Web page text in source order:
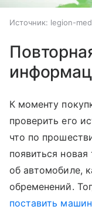
Источник: legion-
К моменту
проверить его
что по
появиться
об автомобиле,
обременений.
поставить